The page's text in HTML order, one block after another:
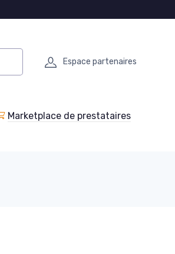
Espace partenaires
Marketplace de prestataires